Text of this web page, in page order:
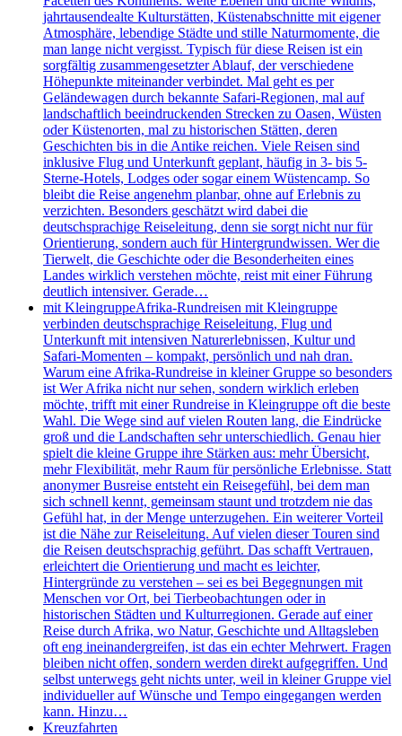
jahrtausendealte Kulturstätten, Küstenabschnitte mit eigener
Atmosphäre, lebendige Städte und stille Naturmomente, die
man lange nicht vergisst. Typisch für diese Reisen ist ein
sorgfältig zusammengesetzter Ablauf, der verschiedene
Höhepunkte miteinander verbindet. Mal geht es per
Geländewagen durch bekannte Safari-Regionen, mal auf
landschaftlich beeindruckenden Strecken zu Oasen, Wüsten
oder Küstenorten, mal zu historischen Stätten, deren
Geschichten bis in die Antike reichen. Viele Reisen sind
inklusive Flug und Unterkunft geplant, häufig in 3- bis 5-
Sterne-Hotels, Lodges oder sogar einem Wüstencamp. So
bleibt die Reise angenehm planbar, ohne auf Erlebnis zu
verzichten. Besonders geschätzt wird dabei die
deutschsprachige Reiseleitung, denn sie sorgt nicht nur für
Orientierung, sondern auch für Hintergrundwissen. Wer die
Tierwelt, die Geschichte oder die Besonderheiten eines
Landes wirklich verstehen möchte, reist mit einer Führung
deutlich intensiver. Gerade…
mit KleingruppeAfrika-Rundreisen mit Kleingruppe
verbinden deutschsprachige Reiseleitung, Flug und
Unterkunft mit intensiven Naturerlebnissen, Kultur und
Safari-Momenten – kompakt, persönlich und nah dran.
Warum eine Afrika-Rundreise in kleiner Gruppe so besonders
ist Wer Afrika nicht nur sehen, sondern wirklich erleben
möchte, trifft mit einer Rundreise in Kleingruppe oft die beste
Wahl. Die Wege sind auf vielen Routen lang, die Eindrücke
groß und die Landschaften sehr unterschiedlich. Genau hier
spielt die kleine Gruppe ihre Stärken aus: mehr Übersicht,
mehr Flexibilität, mehr Raum für persönliche Erlebnisse. Statt
anonymer Busreise entsteht ein Reisegefühl, bei dem man
sich schnell kennt, gemeinsam staunt und trotzdem nie das
Gefühl hat, in der Menge unterzugehen. Ein weiterer Vorteil
ist die Nähe zur Reiseleitung. Auf vielen dieser Touren sind
die Reisen deutschsprachig geführt. Das schafft Vertrauen,
erleichtert die Orientierung und macht es leichter,
Hintergründe zu verstehen – sei es bei Begegnungen mit
Menschen vor Ort, bei Tierbeobachtungen oder in
historischen Städten und Kulturregionen. Gerade auf einer
Reise durch Afrika, wo Natur, Geschichte und Alltagsleben
oft eng ineinandergreifen, ist das ein echter Mehrwert. Fragen
bleiben nicht offen, sondern werden direkt aufgegriffen. Und
selbst unterwegs geht nichts unter, weil in kleiner Gruppe viel
individueller auf Wünsche und Tempo eingegangen werden
kann. Hinzu…
Kreuzfahrten